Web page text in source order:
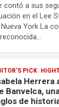
contó a sus
en el Lee
York La
PICK
Herrera
Banvelca,
de